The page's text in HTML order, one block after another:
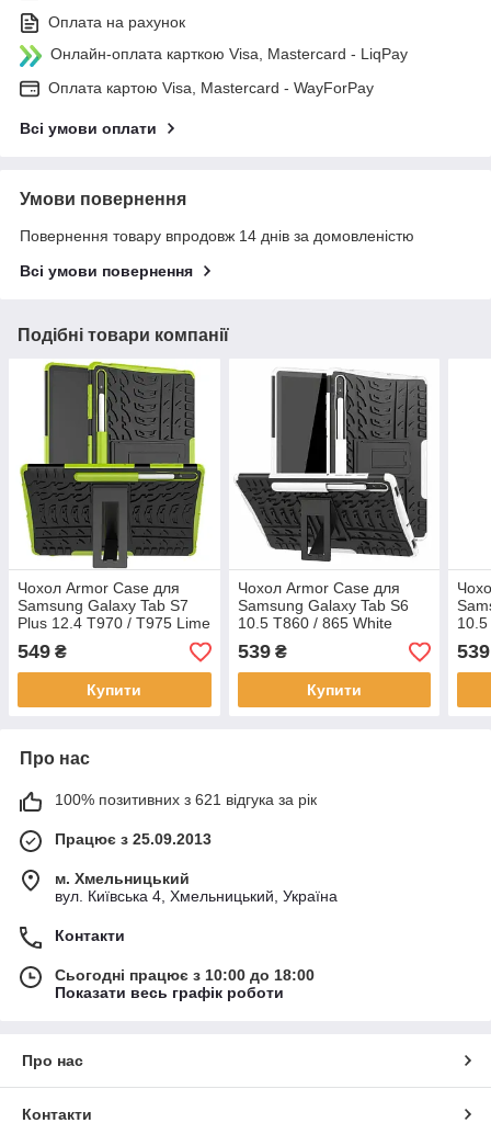
Оплата на рахунок
Онлайн-оплата карткою Visa, Mastercard - LiqPay
Оплата картою Visa, Mastercard - WayForPay
Всі умови оплати
Умови повернення
Повернення товару впродовж 14 днів за домовленістю
Всі умови повернення
Подібні товари компанії
Чохол Armor Case для
Samsung Galaxy Tab S7
Plus 12.4 T970 / T975 Lime
549 ₴
Купити
Чохол Armor Case для
Samsung Galaxy Tab S6
10.5 T860 / 865 White
539₴
Купити
539
Про нас
100% позитивних з 621 відгука за рік
Працює з 25.09.2013
м. Хмельницький
вул. Київська 4, Хмельницький, Україна
Контакти
Сьогодні працює з 10:00 до 18:00
Показати весь графік роботи
Про нас
Контакти